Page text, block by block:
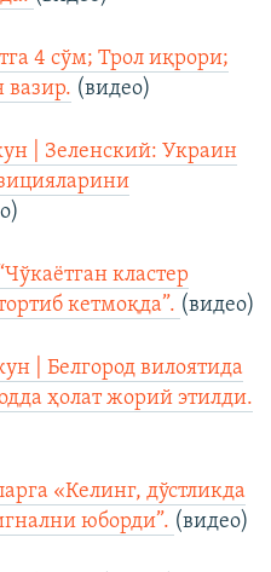
4 сўм; Трол иқрори;
вазир. (видео)
| Зеленский: Украин
кластер
кетмоқда”. (видео)
| Белгород вилоятида
ҳолат жорий этилди.
«Келинг, дўстликда
юборди”. (видео)